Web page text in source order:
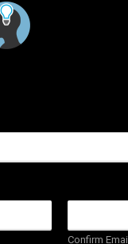
Confirm Email